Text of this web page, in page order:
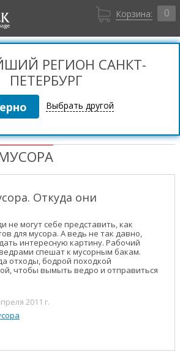
Корзина: 0
Вход
Регистрация
РЕГИОН САНКТ-
ПЕТЕРБУРГ
Выбрать другой
Откуда они
не могут себе представить, как
для мусора. А ведь не так давно,
интересную картину. Рабочий
спешат к мусорным бакам.
отходы, бодрой походкой
чтобы вымыть ведро и отправиться
2011 г.